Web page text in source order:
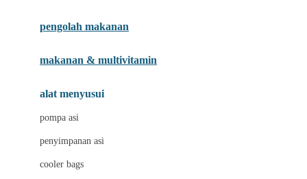
Joolz
pengolah makanan
makanan & multivitamin
alat menyusui
pompa asi
penyimpanan asi
cooler bags